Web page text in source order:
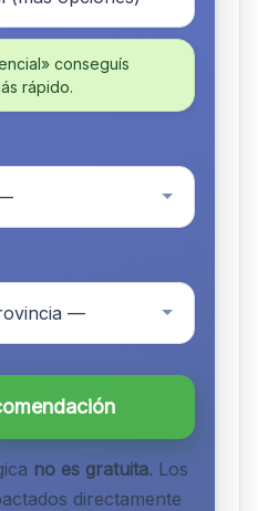
conseguís
rápido.
no es gratuita. Los
directamente